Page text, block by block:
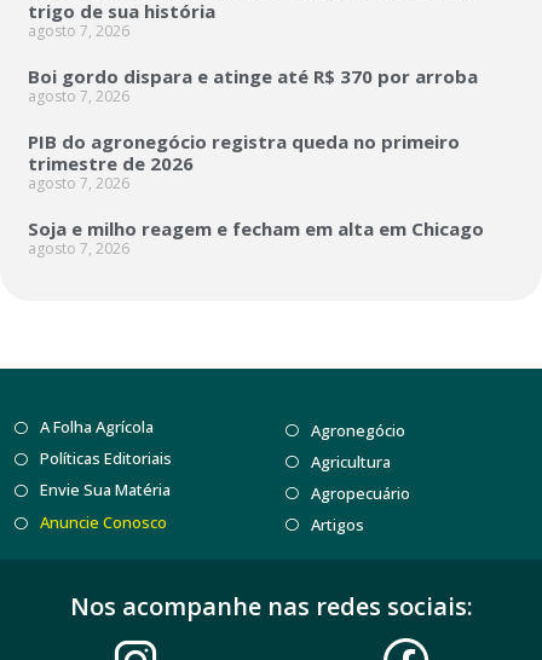
trigo de sua história
agosto 7, 2026
Boi gordo dispara e atinge até R$ 370 por arroba
agosto 7, 2026
PIB do agronegócio registra queda no primeiro
trimestre de 2026
agosto 7, 2026
Soja e milho reagem e fecham em alta em Chicago
agosto 7, 2026
A Folha Agrícola
Políticas Editoriais
Envie Sua Matéria
Anuncie Conosco
Agronegócio
Agricultura
Agropecuário
Artigos
Nos acompanhe nas redes sociais: